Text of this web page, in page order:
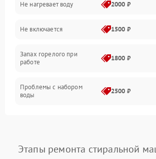
Программное обеспечение
Не нагревает воду 2000 ₽
Не включается 1500 ₽
Запах горелого при
работе
1800 ₽
Проблемы с набором
воды
2500 ₽
Замена платы управления
Этапы ремонта стиральной